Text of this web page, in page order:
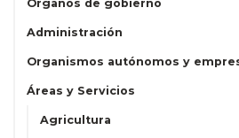
Órganos de gobierno
Administración
Organismos autónomos y
Áreas y Servicios
Agricultura